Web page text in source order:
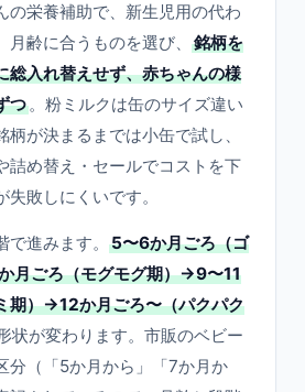
の栄養補助で、新生児用の代わ
月齢に合うものを選び、
銘柄を
総入れ替えせず、赤ちゃんの様
つ。粉ミルクは缶のサイズ違い
が決まるまでは小缶で試し、
詰め替え・セールでコストを下
敗しにくいです。
進みます。
5〜6か月ごろ（ゴ
月ごろ（モグモグ期）→9〜11
期）→12か月ごろ〜（パクパク
状が変わります。市販のベビー
分（「5か月から」「7か月か